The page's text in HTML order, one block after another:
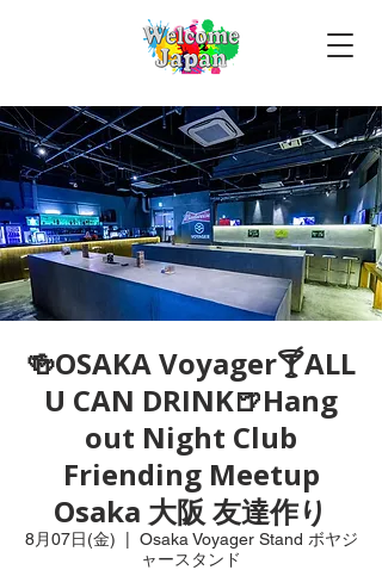
🍻OSAKA Voyager🍸ALL
U CAN DRINK🍺Hang
out Night Club
Friending Meetup
Osaka 大阪 友達作り
8月07日(金)
Osaka Voyager Stand ボヤジ
ャースタンド